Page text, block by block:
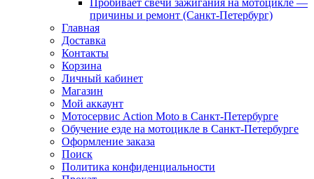
Пробивает свечи зажигания на мотоцикле —
причины и ремонт (Санкт-Петербург)
Главная
Доставка
Контакты
Корзина
Личный кабинет
Магазин
Мой аккаунт
Мотосервис Action Moto в Санкт-Петербурге
Обучение езде на мотоцикле в Санкт-Петербурге
Оформление заказа
Поиск
Политика конфиденциальности